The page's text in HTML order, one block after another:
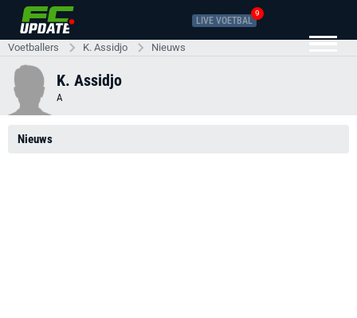
LIVE VOETBAL
9
Voetballers K. Assidjo Nieuws
K. Assidjo
A
Nieuws